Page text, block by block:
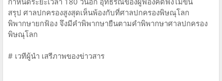
สรุป ศาลปกครองสูงสุดเห็นพ้องกับที่ศาลปกครองพิษณุโลก
พิพากษายกฟ้อง จึงมีคำพิพากษายืนตามคำพิพากษาศาลปกครอง
พิษณุโลก
# เวทีผู้นำ เสรีภาพของข่าวสาร